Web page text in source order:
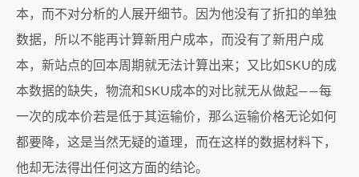
本，而不对分析的人展开细节。因为他没有了折扣的单独
数据，所以不能再计算新用户成本，而没有了新用户成
本，新站点的回本周期就无法计算出来；又比如SKU的成
本数据的缺失，物流和SKU成本的对比就无从做起——每
一次的成本价若是低于其运输价，那么运输价格无论如何
都要降，这是当然无疑的道理，而在这样的数据材料下，
他却无法得出任何这方面的结论。